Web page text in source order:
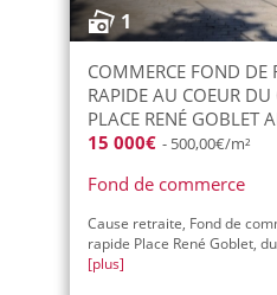
1
COMMERCE FOND DE
RAPIDE AU COEUR DU
PLACE RENÉ GOBLET
15 000€ - 500,00€/m²
Fond de commerce
Cause retraite, Fond de
rapide Place René Goblet,
[plus]